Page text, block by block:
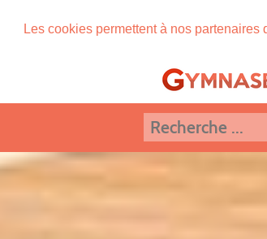
Les cookies permettent à nos